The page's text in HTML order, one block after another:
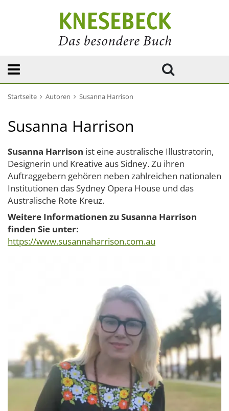
Startseite Autoren Susanna Harrison
Susanna Harrison
Susanna Harrison ist eine australische Illustratorin,
Designerin und Kreative aus Sidney. Zu ihren
Auftraggebern gehören neben zahlreichen nationalen
Institutionen das Sydney Opera House und das
Australische Rote Kreuz.
Weitere Informationen zu Susanna Harrison
finden Sie unter:
https://www.susannaharrison.com.au